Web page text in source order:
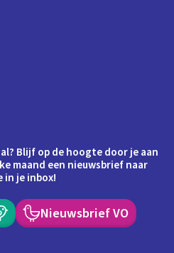
Blijf op de hoogte door je aan
maand een nieuwsbrief naar
in je inbox!
Nieuwsbrief VO